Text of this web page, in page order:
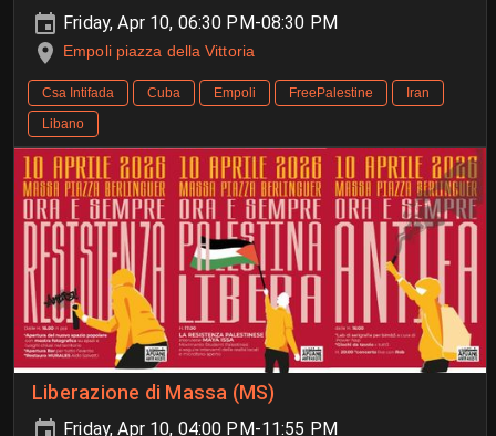
Friday, Apr 10, 06:30 PM-08:30 PM
Empoli piazza della Vittoria
Csa Intifada Cuba Empoli FreePalestine
Iran
Libano
Liberazione di Massa (MS)
Friday, Apr 10, 04:00 PM-11:55 PM